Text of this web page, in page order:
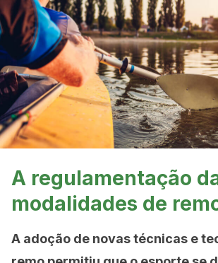
A regulamentação
modalidades de
A adoção de novas técnicas e